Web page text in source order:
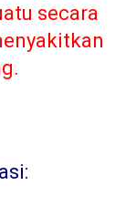
secara